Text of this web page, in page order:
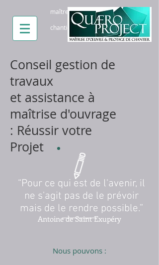
maître d'oeuvre paris pilotage
chantier paris conseil batiment paris
Conseil gestion de
travaux
et assistance à
maîtrise d'ouvrage
: Réussir votre
Projet
“Pour ce qui est de l'avenir, il
ne s'agit pas de le prévoir
mais de le rendre possible.”
Antoine de Saint Exupéry
Nous pouvons :